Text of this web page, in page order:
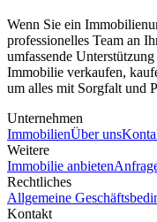
Wenn Sie ein
professionelles Team an
umfassende
Immobilie verkaufen,
um alles mit Sorgfalt und
Unternehmen
ImmobilienÜber uns
Weitere
Immobilie anbieten
Rechtliches
Allgemeine
Kontakt